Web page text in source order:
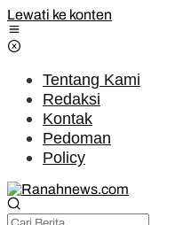
Lewati ke konten
Tentang Kami
Redaksi
Kontak
Pedoman
Policy